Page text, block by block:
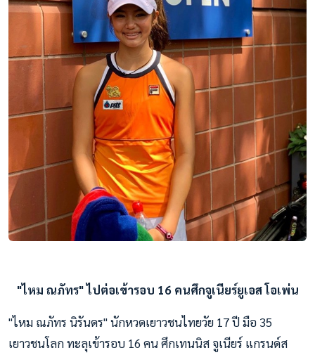
"ไหม ณภัทร" ไปต่อเข้ารอบ 16 คนศึกจูเนียร์ยูเอส โอเพ่น
"ไหม ณภัทร นิรันดร" นักหวดเยาวชนไทยวัย 17 ปี มือ 35
เยาวชนโลก ทะลุเข้ารอบ 16 คน ศึกเทนนิส จูเนียร์ แกรนด์ส